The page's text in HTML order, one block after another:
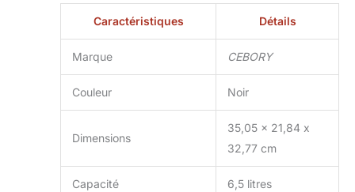
de ce mixeur de
support, n'hésitez
pas à nous
contacter via
Amazon. Nous
offrons un service
après-vente en
ligne 24/7 pour
Caractéristiques Détails
Marque CEBORY
Couleur Noir
Dimensions
35,05 x 21,84 x
32,77 cm
Capacité 6,5 litres